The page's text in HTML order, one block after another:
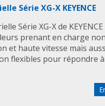
Série XG-X KEYENCE
Série XG-X de
prenant en charge
et haute vitesse mais
flexibles pour répondre